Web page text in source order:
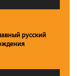
русский